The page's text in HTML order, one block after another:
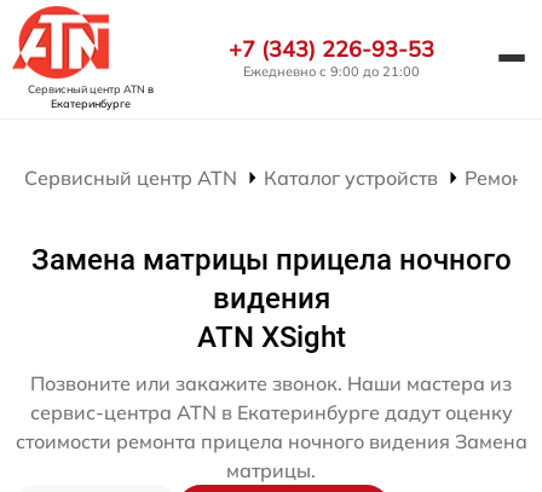
Сервисный центр ATN в
Екатеринбурге
+7 (343) 226-93-53
Ежедневно с 9:00 до 21:00
Сервисный центр ATN Каталог устройств Ремонт
Замена матрицы прицела ночного
видения
ATN XSight
Позвоните или закажите звонок. Наши мастера из
сервис-центра ATN в Екатеринбурге дадут оценку
стоимости ремонта прицела ночного видения Замена
матрицы.